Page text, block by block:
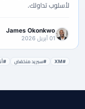
لأسلوب تداولك.
James Okonkwo
01 أبريل 2026
#XM #سبريد منخفض